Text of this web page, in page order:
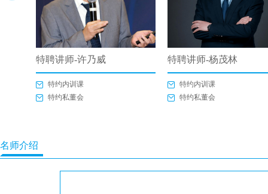
特聘讲师-许乃威
特约内训课
特约私董会
特聘讲师-杨茂林
特约内训课
特约私董会
名师介绍